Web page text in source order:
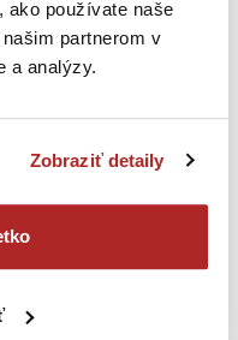
ako používate naše
partnerom v
a analýzy.
Zobraziť detaily
Waffenmiete ist am
zu bezahlen. Jeder
Kassenbon.
aus dem
die Geschwindigkeit